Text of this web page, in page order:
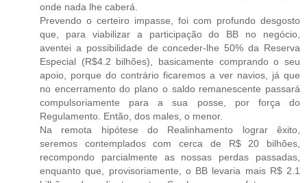
onde nada lhe caberá.
Prevendo o certeiro impasse, foi com profundo desgosto
que, para viabilizar a participação do BB no negócio,
aventei a possibilidade de conceder-lhe 50% da Reserva
Especial (R$4.2 bilhões), basicamente comprando o seu
apoio, porque do contrário ficaremos a ver navios, já que
no encerramento do plano o saldo remanescente passará
compulsoriamente para a sua posse, por força do
Regulamento. Então, dos males, o menor.
Na remota hipótese do Realinhamento lograr êxito,
seremos contemplados com cerca de R$ 20 bilhões,
recompondo parcialmente as nossas perdas passadas,
enquanto que, provisoriamente, o BB levaria mais R$ 2.1